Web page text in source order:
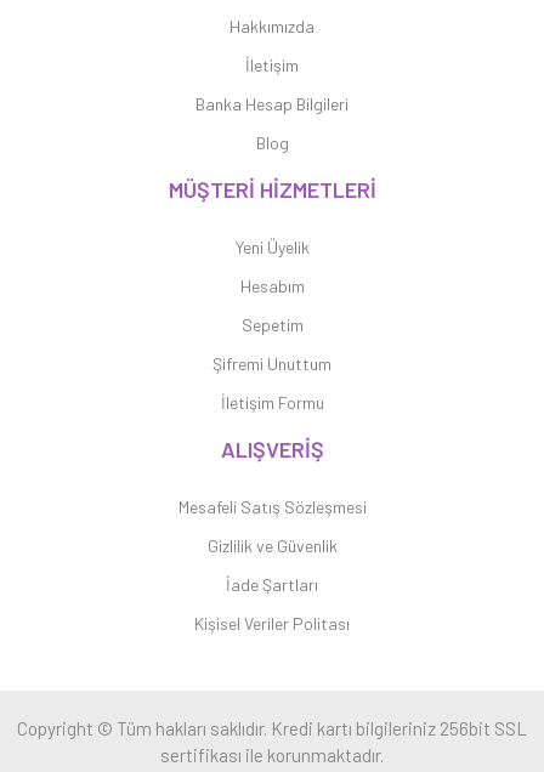
Hakkımızda
İletişim
Banka Hesap Bilgileri
Blog
MÜŞTERİ HİZMETLERİ
Yeni Üyelik
Hesabım
Sepetim
Şifremi Unuttum
İletişim Formu
ALIŞVERİŞ
Mesafeli Satış Sözleşmesi
Gizlilik ve Güvenlik
İade Şartları
Kişisel Veriler Politası
Copyright © Tüm hakları saklıdır. Kredi kartı bilgileriniz 256bit SSL
sertifikası ile korunmaktadır.